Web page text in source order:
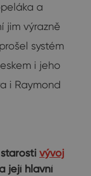
a
jim výrazně
systém
i jeho
i Raymond
vývoj
její hlavní